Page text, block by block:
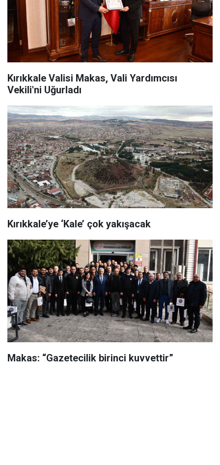
Kırıkkale Valisi Makas, Vali Yardımcısı
Vekili'ni Uğurladı
Kırıkkale’ye ‘Kale’ çok yakışacak
Makas: “Gazetecilik birinci kuvvettir”